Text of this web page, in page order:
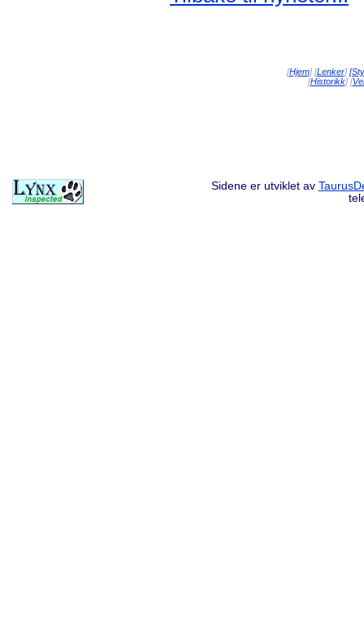
[Hjem] [Lenker]
[Historikk] [
Sidene er utviklet av